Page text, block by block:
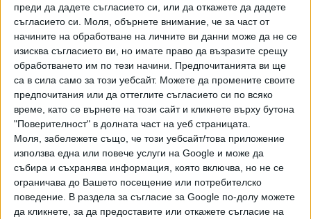
преди да дадете съгласието си, или да откажете да дадете
съгласието си.
Моля, обърнете внимание, че за част от
начините на обработване на личните ви данни може да не се
изисква съгласието ви, но имате право да възразите срещу
обработването им по тези начини. Предпочитанията ви ще
са в сила само за този уебсайт. Можете да промените своите
предпочитания или да оттеглите съгласието си по всяко
време, като се върнете на този сайт и кликнете върху бутона
"Поверителност" в долната част на уеб страницата.
Моля, забележете също, че този уебсайт/това приложение
използва една или повече услуги на Google и може да
събира и съхранява информация, която включва, но не се
ограничава до Вашето посещение или потребителско
поведение. В раздела за съгласие за Google по-долу можете
да кликнете, за да предоставите или откажете съгласие на
обявиха, че ще стартират производства в Турция.
Последвайте ни и в
Ако искате да подкрепите независимата
и качествена журналистика в “Сега”,
можете да направите дарение през
PayPal
Ключови думи: Xiaomi,смартфони ,Турция